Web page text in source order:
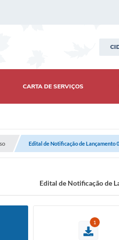
CARTA DE SERVIÇOS
Edital de Notificação de Lançamento
Edital de Notificação de
1